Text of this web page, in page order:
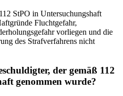
StPO in Untersuchungshaft
Fluchtgefahr,
vorliegen und die
des Strafverfahrens nicht
der gemäß 112
genommen wurde?